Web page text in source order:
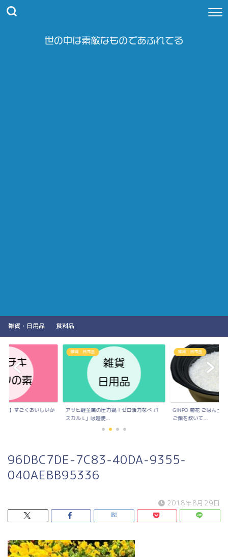
雑貨・日用品 食料品
素】すごくおいしいか
雑貨・日用品
アサヒ軽金属の圧力鍋「ゼロ活力なべ パ
スカル L」は超便...
雑貨・日用品
GINPO 菊花 ごはん土
ご飯を炊いて...
96DBC7DE-7C83-40DA-9355-
040AEBB95336
2018年8月29日